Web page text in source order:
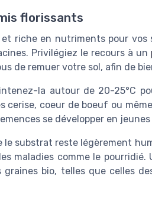
florissants
et riche en nutriments pour vos
Privilégiez le recours à un
de remuer votre sol, afin de
la autour de 20-25°C
cerise, coeur de boeuf ou
se développer en
le substrat reste légèrement
maladies comme le
bio, telles que celles